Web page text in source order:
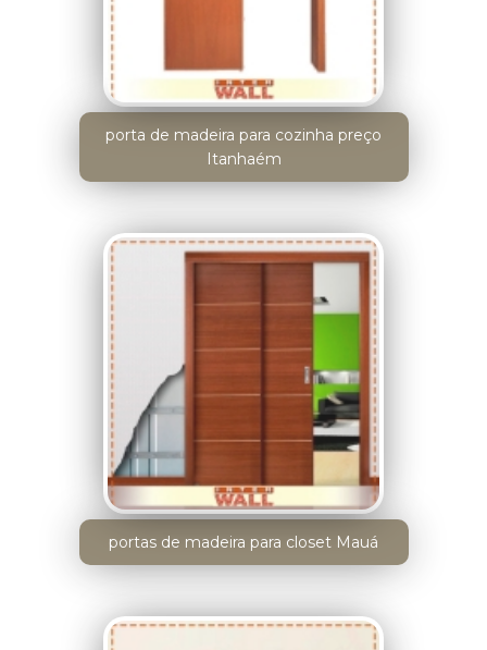
porta de madeira para cozinha preço
Itanhaém
portas de madeira para closet Mauá